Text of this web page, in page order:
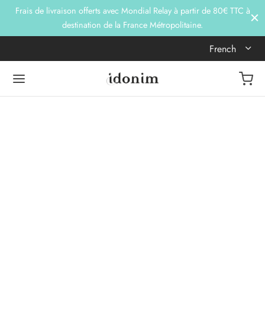
Frais de livraison offerts avec Mondial Relay à partir de 80€ TTC à
destination de la France Métropolitaine.
French